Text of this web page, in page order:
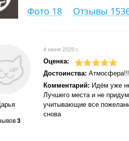
Фото 18 Отзывы
3
4 июня 2020 г.
Оценка:
Достоинства:
Комментарий: Идём уже
Лучшего места и не
учитывающие все
снова